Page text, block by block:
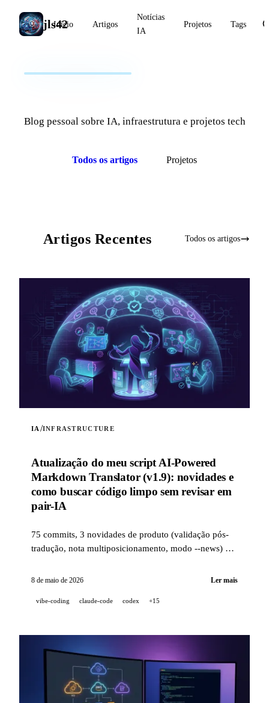
jls42
Início Artigos
Notícias
IA
Projetos Tags
Blog pessoal sobre IA, infraestrutura e projetos tech
Todos os artigos Projetos
Artigos Recentes Todos os artigos
IA /INFRASTRUCTURE
Atualização do meu script AI-Powered
Markdown Translator (v1.9): novidades e
como buscar código limpo sem revisar em
pair-IA
75 commits, 3 novidades de produto (validação pós-
tradução, nota multiposicionamento, modo --news) e
testes, revisão de PR assistida por IA) para buscar
desenvolvido em pair-IA.
8 de maio de 2026 Ler mais
vibe-coding claude-code codex +15